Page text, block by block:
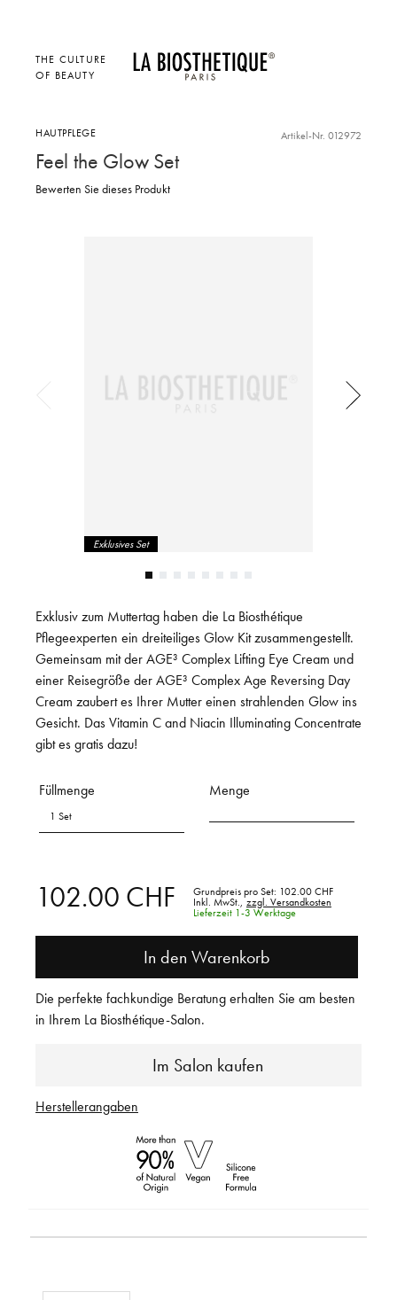
THE CULTURE
OF BEAUTY
HAUTPFLEGE Artikel-Nr. 012972
Feel the Glow Set
Bewerten Sie dieses Produkt
Exklusives Set
Exklusiv zum Muttertag haben die La Biosthétique
Pflegeexperten ein dreiteiliges Glow Kit zusammengestellt.
Gemeinsam mit der AGE³ Complex Lifting Eye Cream und
einer Reisegröße der AGE³ Complex Age Reversing Day
Cream zaubert es Ihrer Mutter einen strahlenden Glow ins
Gesicht. Das Vitamin C and Niacin Illuminating Concentrate
gibt es gratis dazu!
Füllmenge
1 Set
Menge
102.00 CHF Grundpreis pro Set: 102.00 CHF
Inkl. MwSt.,
zzgl. Versandkosten
Lieferzeit 1-3 Werktage
In den Warenkorb
Im Salon kaufen
Die perfekte fachkundige Beratung erhalten Sie am besten
in Ihrem La Biosthétique-Salon.
Herstellerangaben